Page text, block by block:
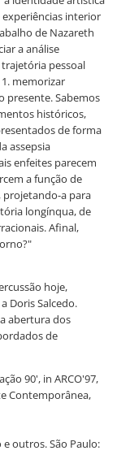
interior
de Nazareth
a análise
pessoal
memorizar
presente. Sabemos
históricos,
de forma
assepsia
enfeites parecem
a função de
projetando-a para
longínqua, de
Afinal,
hoje,
Doris Salcedo.
abertura dos
de
90', in ARCO'97,
Contemporânea,
e outros. São Paulo: